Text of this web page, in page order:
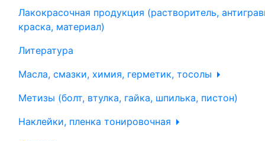
Лакокрасочная продукция (растворитель,
краска, материал)
Литература
Масла, смазки, химия, герметик, тосолы
Метизы (болт, втулка, гайка, шпилька, пистон)
Наклейки, пленка тонировочная